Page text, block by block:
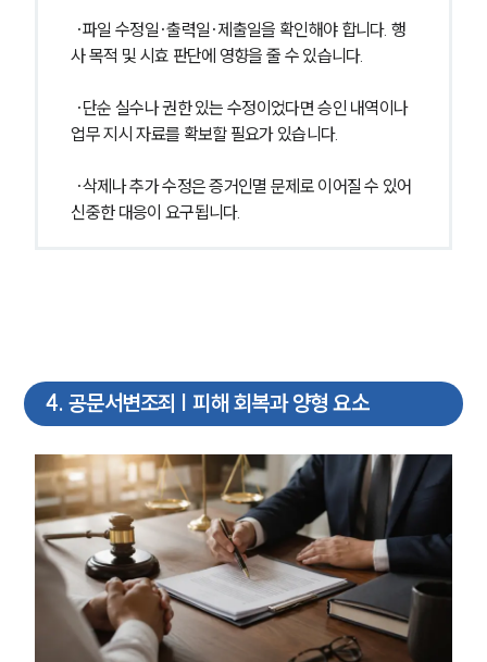
사 목적 및 시효 판단에 영향을 줄 수 있습니다.
업무 지시 자료를 확보할 필요가 있습니다.
신중한 대응이 요구됩니다.
4. 공문서변조죄 | 피해 회복과 양형 요소